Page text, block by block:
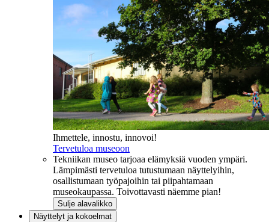
Ihmettele, innostu, innovoi!
Tervetuloa museoon
Tekniikan museo tarjoaa elämyksiä vuoden ympäri.
Lämpimästi tervetuloa tutustumaan näyttelyihin,
osallistumaan työpajoihin tai piipahtamaan
museokaupassa. Toivottavasti näemme pian!
Sulje alavalikko
Näyttelyt ja kokoelmat